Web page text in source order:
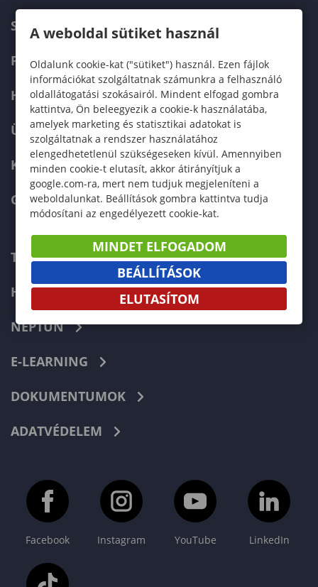
SZERVEZETI FELÉPÍTÉS
FELVÉTELIZŐKNEK
HALLGATÓKNAK
ÜZLETI PARTNEREKNEK
KARRIER
GREEN UNIVERSITY
TELEFONKÖNYV
HIBABEJELENTÉS
NEPTUN
E-LEARNING
DOKUMENTUMOK
ADATVÉDELEM
Facebook Instagram YouTube LinkedIn
A weboldal sütiket használ
Oldalunk cookie-kat ("sütiket") használ. Ezen fájlok
információkat szolgáltatnak számunkra a felhasználó
oldallátogatási szokásairól. Mindent elfogad gombra
kattintva, Ön beleegyezik a cookie-k használatába,
amelyek marketing és statisztikai adatokat is
szolgáltatnak a rendszer használatához
elengedhetetlenül szükségeseken kívül. Amennyiben
minden cookie-t elutasít, akkor átirányítjuk a
google.com-ra, mert nem tudjuk megjeleníteni a
weboldalunkat. Beállítások gombra kattintva tudja
módosítani az engedélyezett cookie-kat.
MINDET ELFOGADOM
BEÁLLÍTÁSOK
ELUTASÍTOM